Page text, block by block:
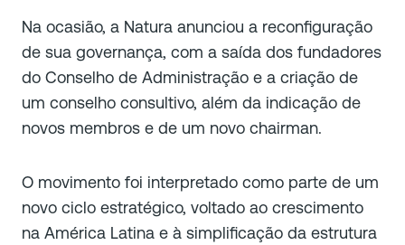
Na ocasião, a Natura anunciou a reconfiguração
de sua governança, com a saída dos fundadores
do Conselho de Administração e a criação de
um conselho consultivo, além da indicação de
novos membros e de um novo chairman.
O movimento foi interpretado como parte de um
novo ciclo estratégico, voltado ao crescimento
na América Latina e à simplificação da estrutura